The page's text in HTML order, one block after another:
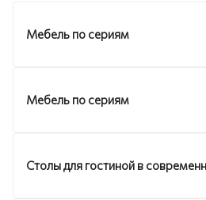
Мебель по сериям
Мебель по сериям
Столы для гостиной в